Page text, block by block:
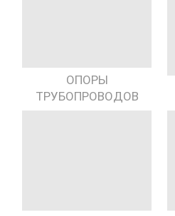
ОПОРЫ
ТРУБОПРОВОДОВ